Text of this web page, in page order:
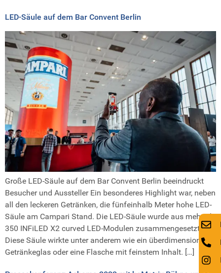
LED-Säule auf dem Bar Convent Berlin
Große LED-Säule auf dem Bar Convent Berlin beeindruckt
Besucher und Aussteller Ein besonderes Highlight war, neben
all den leckeren Getränken, die fünfeinhalb Meter hohe LED-
Säule am Campari Stand. Die LED-Säule wurde aus mehr als
350 INFiLED X2 curved LED-Modulen zusammengesetzt.
Diese Säule wirkte unter anderem wie ein überdimensionales
Getränkeglas oder eine Flasche mit feinstem Inhalt. […]